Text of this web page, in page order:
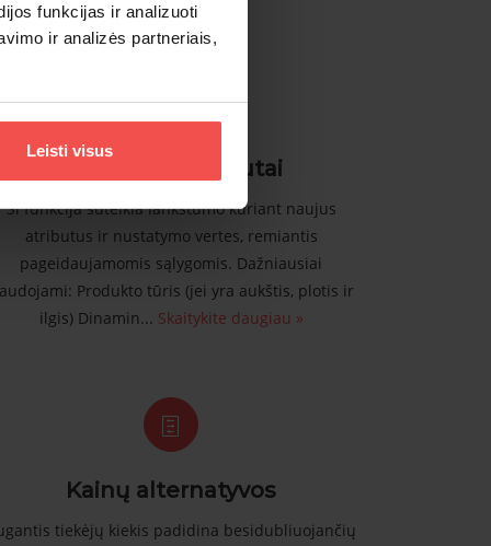
funkcijas ir analizuoti
ir analizės partneriais,
Leisti visus
Jūsų verslui.
Dinaminiai atributai
Ši funkcija suteikia lankstumo kuriant naujus
atributus ir nustatymo vertes, remiantis
pageidaujamomis sąlygomis. Dažniausiai
Produkto tūris (jei yra aukštis, plotis ir
ilgis) Dinamin... Skaitykite daugiau »
Kainų alternatyvos
tiekėjų kiekis padidina besidubliuojančių